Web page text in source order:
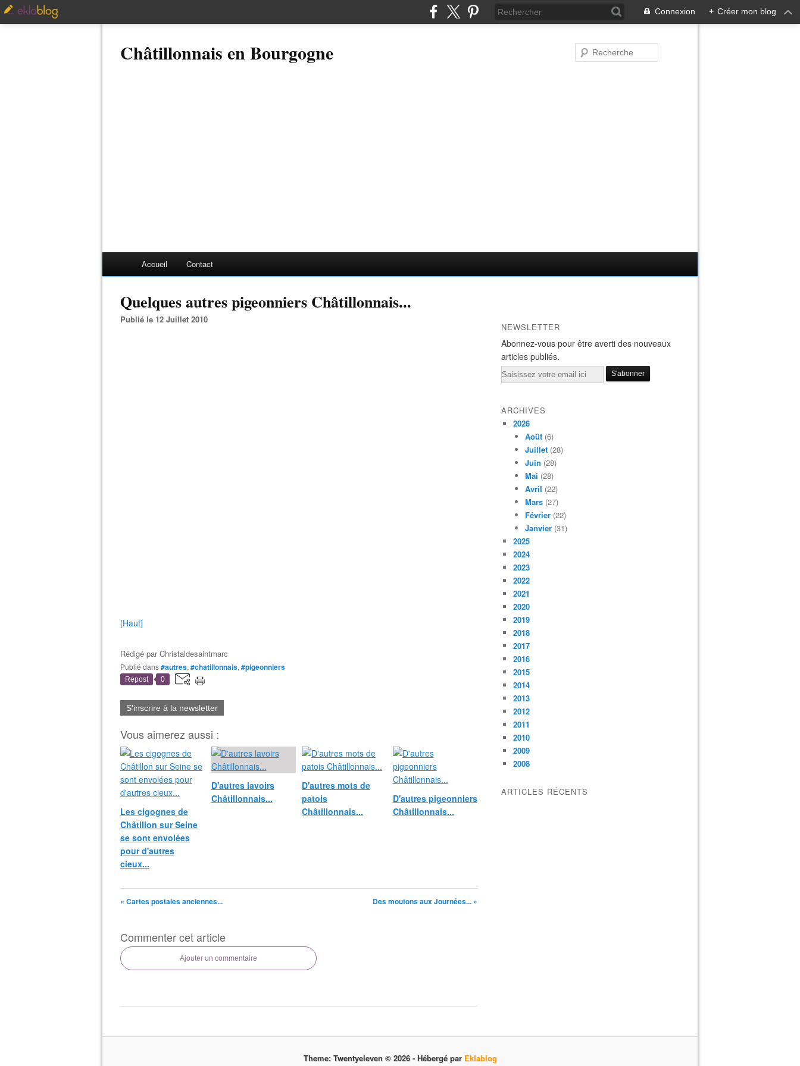
Connexion + Créer mon blog
Châtillonnais en Bourgogne
Accueil Contact
Quelques autres pigeonniers Châtillonnais...
Publié le 12 Juillet 2010
[Haut]
Rédigé parChristaldesaintmarc
Publié dans#autres, #chatillonnais, #pigeonniers
Repost 0
S'inscrire à la newsletter
Vous aimerez aussi :
Les cigognes de
Châtillon sur Seine
se sont envolées
pour d'autres
cieux...
D'autres lavoirs
Châtillonnais...
D'autres mots de
patois
Châtillonnais...
D'autres pigeonniers
Châtillonnais...
« Cartes postales anciennes... Des moutons aux Journées... »
Commenter cet article
Ajouter un commentaire
NEWSLETTER
Abonnez-vous pour être averti des nouveaux
articles publiés.
Email
ARCHIVES
2026
Août (6)
Juillet (28)
Juin (28)
Mai (28)
Avril (22)
Mars (27)
Février (22)
Janvier (31)
2025
2024
2023
2022
2021
2020
2019
2018
2017
2016
2015
2014
2013
2012
2011
2010
2009
2008
ARTICLES RÉCENTS
Theme: Twentyeleven © 2026 - Hébergé par Eklablog